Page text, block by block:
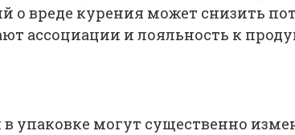
вреде курения может снизить
ассоциации и лояльность к
упаковке могут существенно